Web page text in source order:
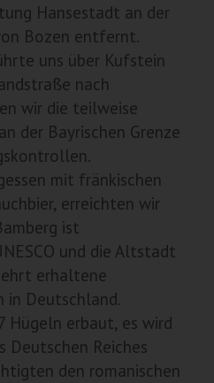
Hansestadt an der
Bozen entfernt.
uns über Kufstein
nach
wir die teilweise
der Bayrischen Grenze
mit fränkischen
erreichten wir
ist
und die Altstadt
erhaltene
in Deutschland.
Hügeln erbaut, es wird
Deutschen Reiches
den romanischen